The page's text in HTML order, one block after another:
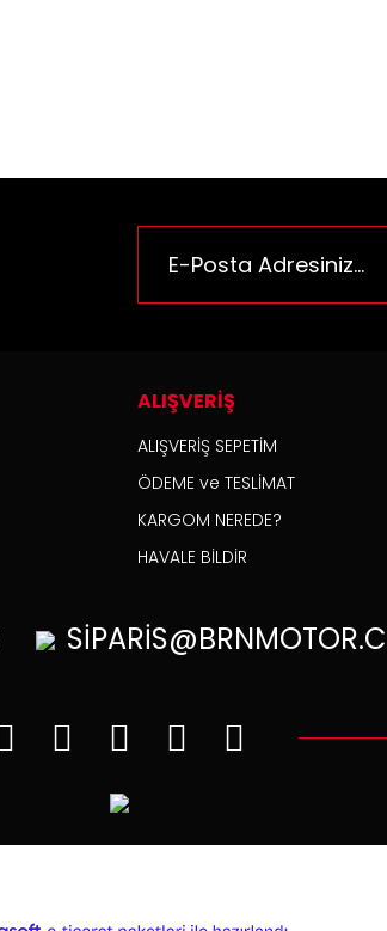
Gönder
ALIŞVERİŞ
ALIŞVERİŞ SEPETİM
ÖDEME ve TESLİMAT
KARGOM NEREDE?
HAVALE BİLDİR